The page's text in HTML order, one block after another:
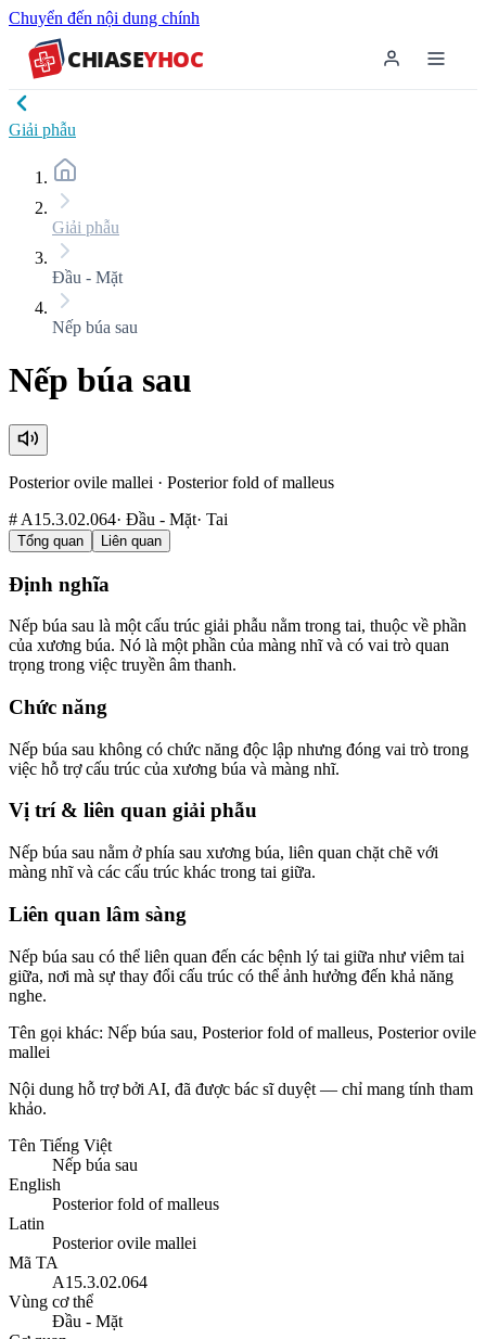
Chuyển đến nội dung chính
CHIASEYHOC
Giải phẫu
Giải phẫu
Đầu - Mặt
Nếp búa sau
Nếp búa sau
Posterior ovile mallei · Posterior fold of malleus
# A15.3.02.064· Đầu - Mặt· Tai
Tổng quan Liên quan
Định nghĩa
Nếp búa sau là một cấu trúc giải phẫu nằm trong tai, thuộc về phần
của xương búa. Nó là một phần của màng nhĩ và có vai trò quan
trọng trong việc truyền âm thanh.
Chức năng
Nếp búa sau không có chức năng độc lập nhưng đóng vai trò trong
việc hỗ trợ cấu trúc của xương búa và màng nhĩ.
Vị trí & liên quan giải phẫu
Nếp búa sau nằm ở phía sau xương búa, liên quan chặt chẽ với
màng nhĩ và các cấu trúc khác trong tai giữa.
Liên quan lâm sàng
Nếp búa sau có thể liên quan đến các bệnh lý tai giữa như viêm tai
giữa, nơi mà sự thay đổi cấu trúc có thể ảnh hưởng đến khả năng
nghe.
Tên gọi khác: Nếp búa sau, Posterior fold of malleus, Posterior ovile
mallei
Nội dung hỗ trợ bởi AI, đã được bác sĩ duyệt — chỉ mang tính tham
khảo.
Tên Tiếng Việt
Nếp búa sau
English
Posterior fold of malleus
Latin
Posterior ovile mallei
Mã TA
A15.3.02.064
Vùng cơ thể
Đầu - Mặt